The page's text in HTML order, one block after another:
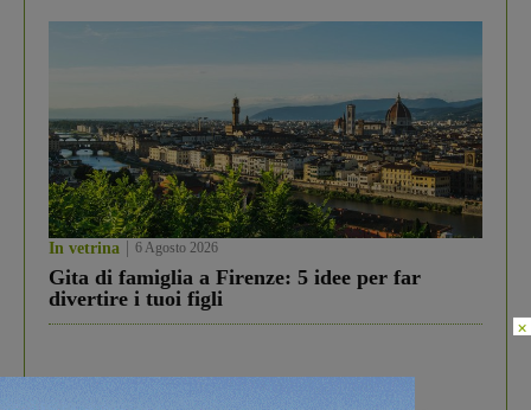
In vetrina 6 Agosto 2026
Gita di famiglia a Firenze: 5 idee per far
divertire i tuoi figli
×